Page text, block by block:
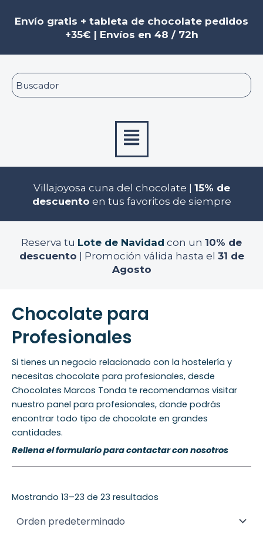
Envío gratis + tableta de chocolate pedidos
+35€ | Envíos en 48 / 72h
Menú
Villajoyosa cuna del chocolate | 15% de
descuento en tus favoritos de siempre
Reserva tu Lote de Navidad con un 10% de
descuento | Promoción válida hasta el 31 de
Agosto
Chocolate para
Profesionales
Si tienes un negocio relacionado con la hostelería y
necesitas chocolate para profesionales, desde
Chocolates Marcos Tonda te recomendamos visitar
nuestro panel para profesionales, donde podrás
encontrar todo tipo de chocolate en grandes
cantidades.
Rellena el formulario para contactar con nosotros
Mostrando 13–23 de 23 resultados